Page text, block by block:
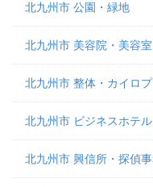
北九州市 公園・緑地
北九州市 美容院・美容
北九州市 整体・カイロ
北九州市 ビジネスホテル
北九州市 興信所・探偵